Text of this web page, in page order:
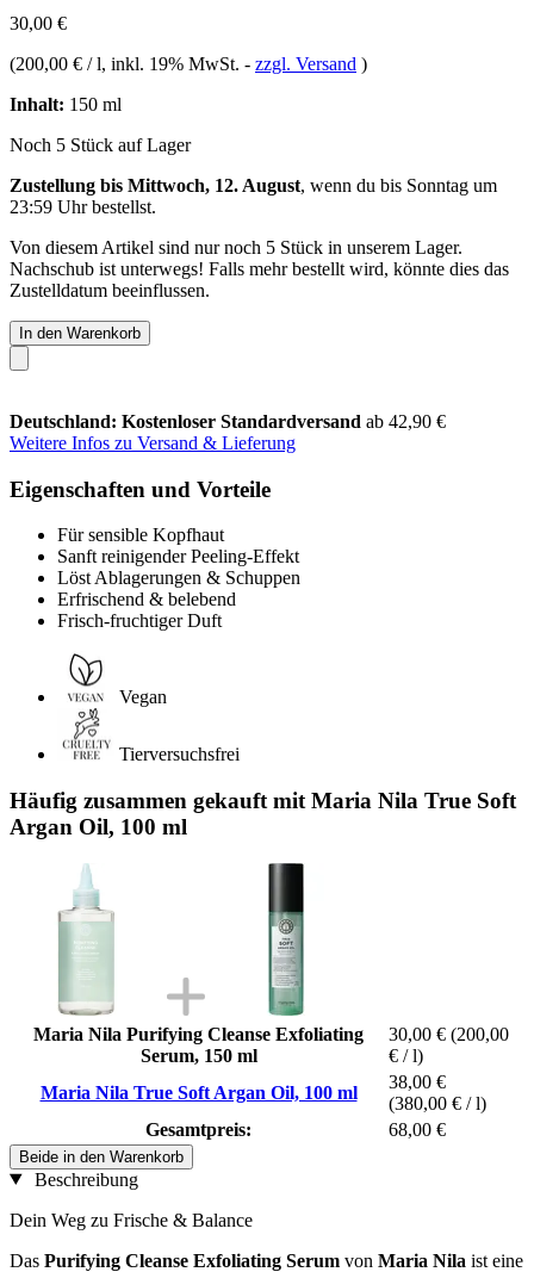
30,00 €
(200,00 € / l, inkl. 19% MwSt. - zzgl. Versand )
Inhalt: 150 ml
Noch 5 Stück auf Lager
Zustellung bis Mittwoch, 12. August, wenn du bis Sonntag um
23:59 Uhrbestellst.
Von diesem Artikel sind nur noch 5 Stück in unserem Lager.
Nachschub ist unterwegs! Falls mehr bestellt wird, könnte dies das
Zustelldatum beeinflussen.
In den Warenkorb
Deutschland: Kostenloser Standardversand ab 42,90 €
Weitere Infos zu Versand & Lieferung
Eigenschaften und Vorteile
Für sensible Kopfhaut
Sanft reinigender Peeling-Effekt
Löst Ablagerungen & Schuppen
Erfrischend & belebend
Frisch-fruchtiger Duft
Vegan
Tierversuchsfrei
Häufig zusammen gekauft mit Maria Nila True Soft
Argan Oil, 100 ml
Maria Nila Purifying Cleanse Exfoliating
Serum, 150 ml
30,00 € (200,00
€ / l)
Maria Nila True Soft Argan Oil, 100 ml
38,00 €
(380,00 € / l)
Gesamtpreis:
68,00 €
Beide in den Warenkorb
Beschreibung
Dein Weg zu Frische & Balance
Das Purifying Cleanse Exfoliating Serum von Maria Nila ist eine